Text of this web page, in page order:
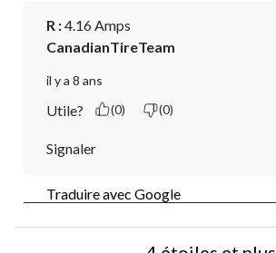
R : 4.16 Amps
CanadianTireTeam
il y a 8 ans
Utile? (0) (0)
Signaler
Traduire avec Google